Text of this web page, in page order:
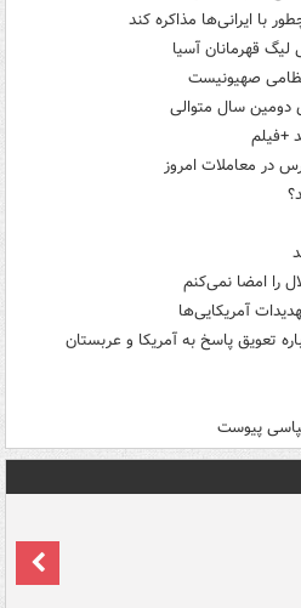
با ایرانی‌ها مذاکره کند
قهرمانان آسیا
صهیونیست
+فیلم
را امضا نمی‌کنم
آمریکایی‌ها
تعویق پاسخ به آمریکا و عربستان
پیوست